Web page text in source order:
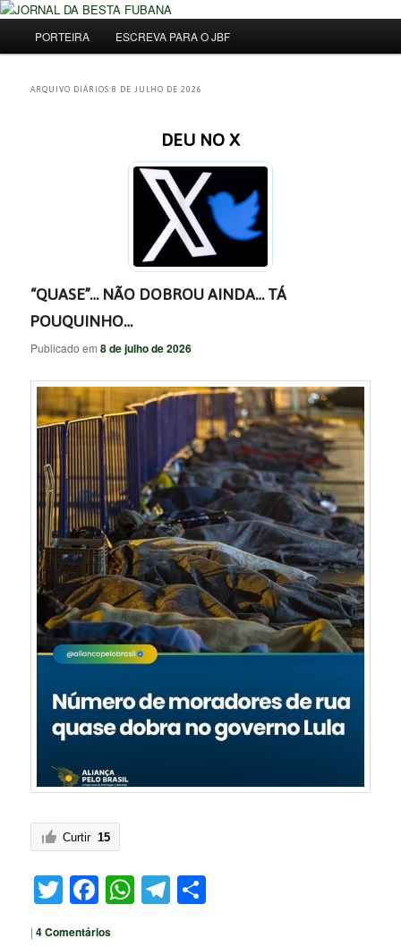
Pular
principal
Pular
secundárioJORNAL DA BESTA FUBANA
Uma Gazeta Escrota
principal
PORTEIRA ESCREVA PARA O JBF
ARQUIVO DIÁRIOS:8 DE JULHO DE 2026
DEU NO X
“QUASE”… NÃO DOBROU AINDA… TÁ
POUQUINHO…
Publicado em8 de julho de 2026
Curtir 15
Twitter
Facebook
WhatsApp
Telegram
|4Comentários